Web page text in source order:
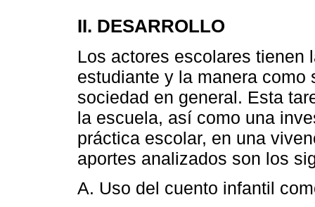
II. DESARROLLO
Los actores escolares tienen
estudiante y la manera
sociedad en general. Esta
la escuela, así como una
práctica escolar, en una
aportes analizados son los
A. Uso del cuento infantil